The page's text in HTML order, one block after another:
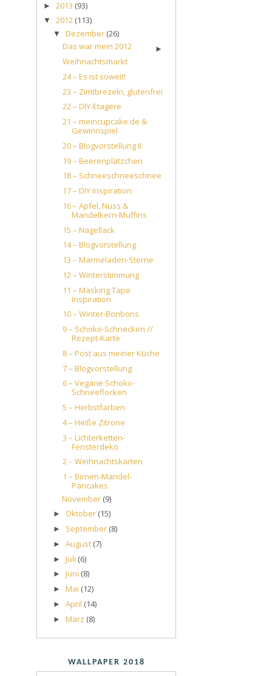
► 2013 (93)
▼ 2012 (113)
▼ Dezember (26)
Das war mein 2012
Weihnachtsmarkt
24 – Es ist soweit!
23 – Zimtbrezeln, glutenfrei
22 – DIY-Etagere
21 – meincupcake.de &
Gewinnspiel
20 – Blogvorstellung II
19 – Beerenplätzchen
18 – Schneeschneeschnee
17 – DIY Inspiration
16 – Apfel, Nuss &
Mandelkern-Muffins
15 – Nagellack
14 – Blogvorstellung
13 – Marmeladen-Sterne
12 – Winterstimmung
11 – Masking Tape
Inspiration
10 – Winter-Bonbons
9 – Schoko-Schnecken //
Rezept-Karte
8 – Post aus meiner Küche
7 – Blogvorstellung
6 – Vegane Schoko-
Schneeflocken
5 – Herbstfarben
4 – Heiße Zitrone
3 – Lichterketten-
Fensterdeko
2 – Weihnachtskarten
1 – Birnen-Mandel-
Pancakes
►
November (9)
► Oktober (15)
► September (8)
► August (7)
► Juli (6)
► Juni (8)
► Mai (12)
► April (14)
► März (8)
WALLPAPER 2018